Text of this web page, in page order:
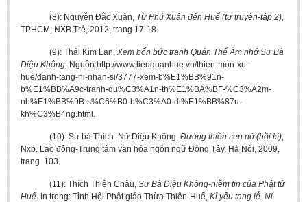
(8): Nguyễn Đắc Xuân, Từ Phú Xuân đến Huế (tự truyện-tập 2),
TPHCM, NXB.Trẻ, 2012, trang 17-18.
(9): Thái Kim Lan, Xem bốn bức tranh Quán Thế Âm nhớ Sư Bà
Diệu Không. Nguồn:http://www.lieuquanhue.vn/thien-mon-xu-
hue/danh-tang-ni-nhan-si/3777-xem-b%E1%BB%91n-
b%E1%BB%A9c-tranh-qu%C3%A1n-th%E1%BA%BF-%C3%A2m-
nh%E1%BB%9B-s%C6%B0-b%C3%A0-di%E1%BB%87u-
kh%C3%B4ng.html.
(10): Sư bà Thích Nữ Diệu Không, Đường thiền sen nở (hồi kí),
Nxb. Lao động-Trung tâm văn hóa ngôn ngữ Đông Tây, Hà Nội, 2009,
trang 103.
(11): Thích Thiện Châu, Sư Bà Diệu Không-niềm tin của Phật tử
Huế. In trong: Tỉnh Hội Phật giáo Thừa Thiên-Huế, Kỉ yếu tang lễ Ni